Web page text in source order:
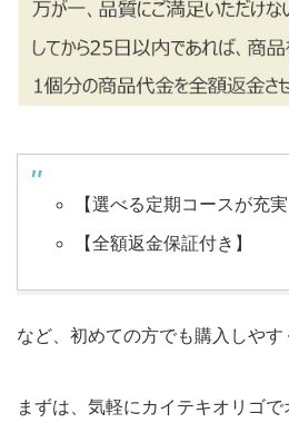
【選べる定期コースが充実
【全額返金保証付き】
など、初めての方でも購入しやす
まずは、気軽にカイテキオリゴ